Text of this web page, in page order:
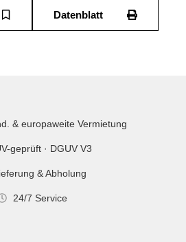
Datenblatt
& europaweite Vermietung
geprüft · DGUV V3
& Abholung
24/7 Service